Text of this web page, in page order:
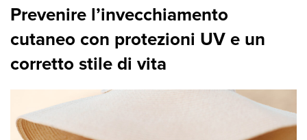
Prevenire l’invecchiamento
cutaneo con protezioni UV e un
corretto stile di vita